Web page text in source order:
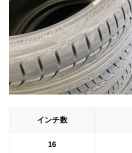
インチ数
16